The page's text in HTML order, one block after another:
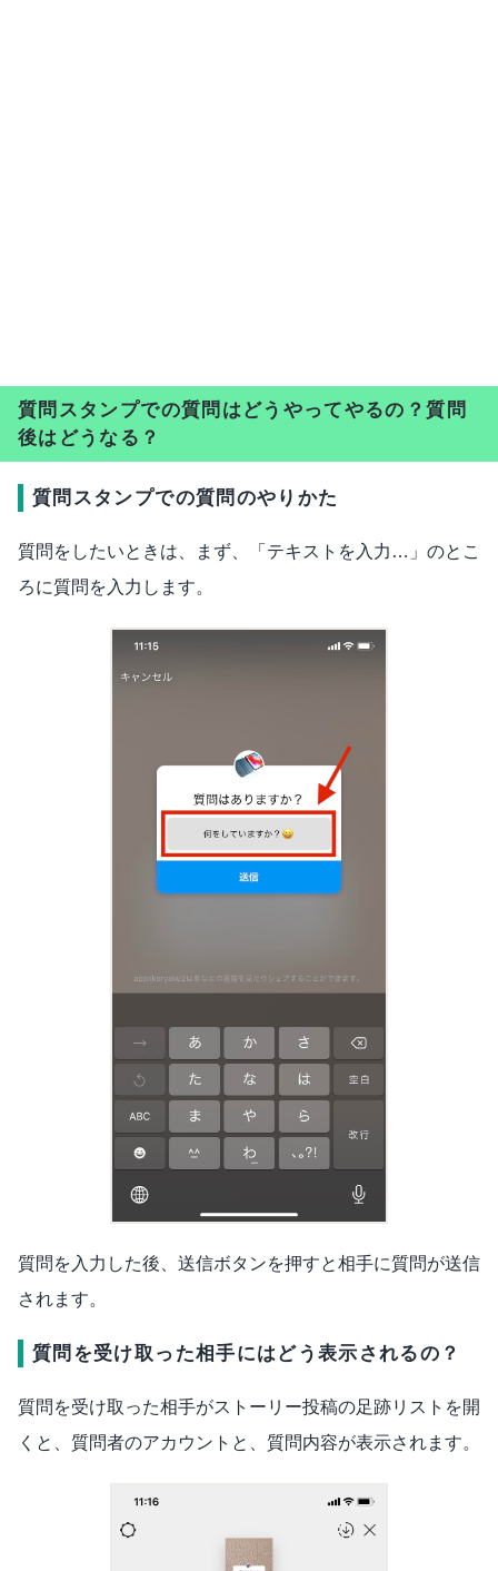
質問スタンプでの質問はどうやってやるの？質問
後はどうなる？
質問スタンプでの質問のやりかた
質問をしたいときは、まず、「テキストを入力…」のとこ
ろに質問を入力します。
質問を入力した後、送信ボタンを押すと相手に質問が送信
されます。
質問を受け取った相手にはどう表示されるの？
質問を受け取った相手がストーリー投稿の足跡リストを開
くと、質問者のアカウントと、質問内容が表示されます。